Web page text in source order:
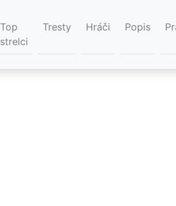
Top
strelci
Tresty Hráči Popis